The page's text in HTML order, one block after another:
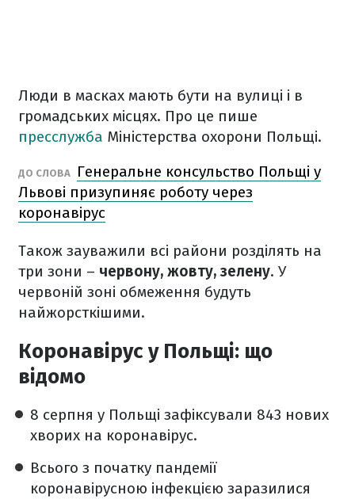
Люди в масках мають бути на вулиці і в
громадських місцях. Про це пише
пресслужба Міністерства охорони Польщі.
ДО СЛОВА
Генеральне консульство Польщі у
Львові призупиняє роботу через
коронавірус
Також зауважили всі райони розділять на
три зони – червону, жовту, зелену. У
червоній зоні обмеження будуть
найжорсткішими.
Коронавірус у Польщі: що
відомо
8 серпня у Польщі зафіксували 843 нових
хворих на коронавірус.
Всього з початку пандемії
коронавірусною інфекцією заразилися